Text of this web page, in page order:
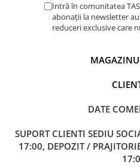
Intră în comunitatea
abonații la newsletter
reduceri exclusive care
DATE
SUPORT CLIENTI SEDIU
17:00, DEPOZIT /